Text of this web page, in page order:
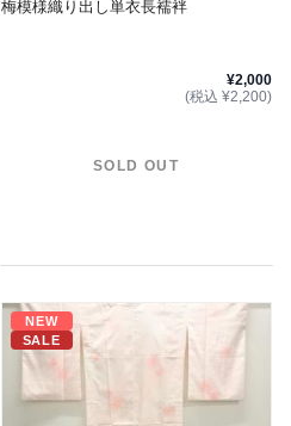
梅模様織り出し単衣長襦袢
¥2,000
(税込 ¥2,200)
SOLD OUT
NEW
SALE